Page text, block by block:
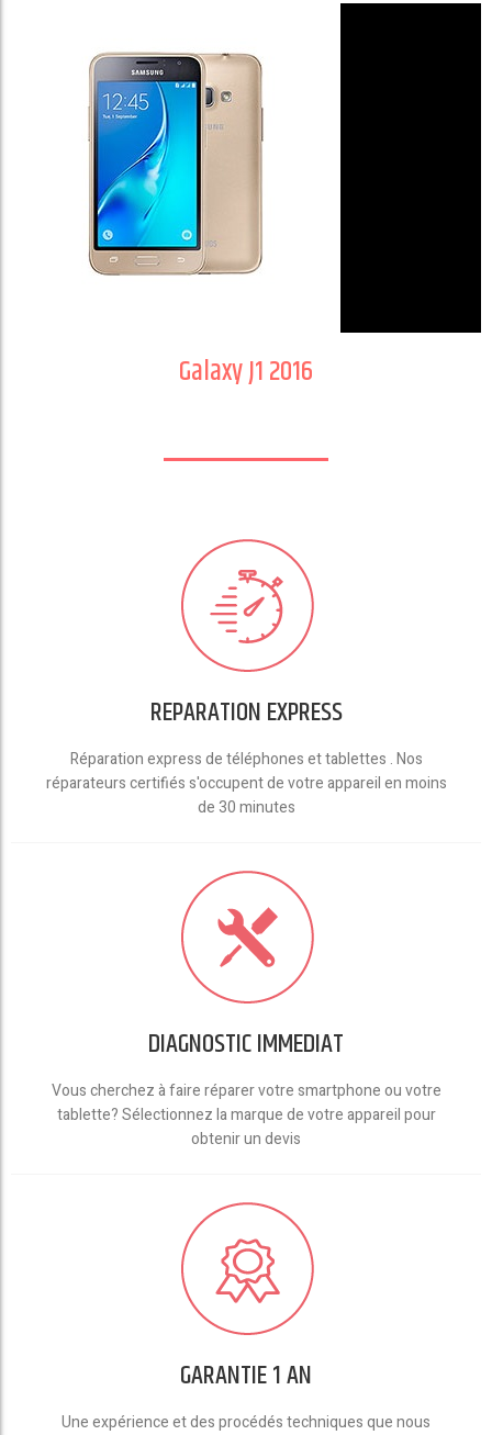
Galaxy J1 2016
REPARATION EXPRESS
Réparation express de téléphones et tablettes . Nos
réparateurs certifiés s'occupent de votre appareil en moins
de 30 minutes
DIAGNOSTIC IMMEDIAT
Vous cherchez à faire réparer votre smartphone ou votre
tablette? Sélectionnez la marque de votre appareil pour
obtenir un devis
GARANTIE 1 AN
Une expérience et des procédés techniques que nous